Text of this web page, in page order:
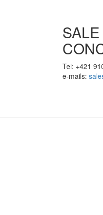
Tel: +421
e-mails: